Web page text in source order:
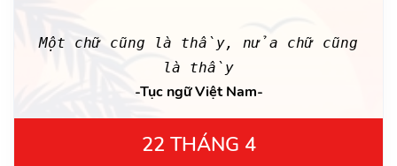
Một chữ cũng là thầy, nửa chữ cũng
là thầy
-Tục ngữ Việt Nam-
22 THÁNG 4